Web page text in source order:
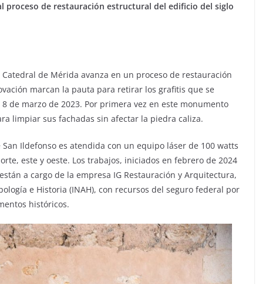
proceso de restauración estructural del edificio del siglo
de Mérida avanza en un proceso de restauración
marcan la pauta para retirar los grafitis que se
de marzo de 2023. Por primera vez en este monumento
limpiar sus fachadas sin afectar la piedra caliza.
Ildefonso es atendida con un equipo láser de 100 watts
este y oeste. Los trabajos, iniciados en febrero de 2024
a cargo de la empresa IG Restauración y Arquitectura,
e Historia (INAH), con recursos del seguro federal por
históricos.